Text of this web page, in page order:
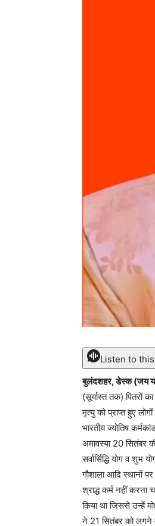
Listen to this
बुलंदशहर, डेस्क (जय
(सूर्यास्त तक) पितरों
मृत्यु को प्राप्त हुए
भारतीय ज्योतिष
अमावस्या 20 सितंबर
सर्वार्सिद्धि योग व
गौशाला आदि स्थानों
श्राद्ध कर्म नहीं करना
किया था जिससे उन्हें
ने 21 सितंबर को लगने